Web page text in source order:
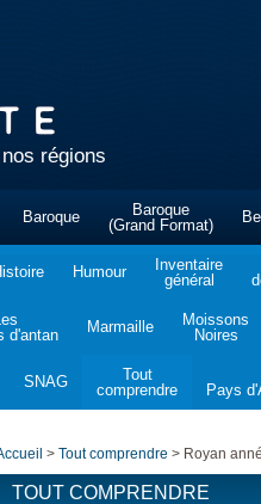
régions
Baroque
Baroque
(Grand Format)
Humour
Inventaire
général
d'antan
Marmaille
Moissons
Noires
SNAG
Tout
comprendre
Pays
> Tout comprendre > Royan
TOUT COMPRENDRE